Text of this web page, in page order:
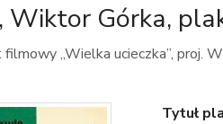
Wiktor Górka,
„Wielka ucieczka”, proj.
Tytuł